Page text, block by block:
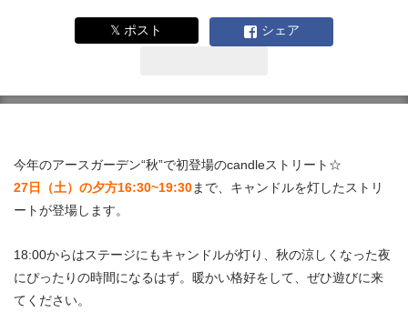
𝕏 ポスト シェア
今年のアースガーデン“秋”で初登場のcandleストリート☆
27日（土）の夕方16:30~19:30まで、キャンドルを灯したストリ
ートが登場します。
18:00からはステージにもキャンドルが灯り、秋の涼しくなった夜
にぴったりの時間になるはず。暖かい格好をして、ぜひ遊びに来
てください。